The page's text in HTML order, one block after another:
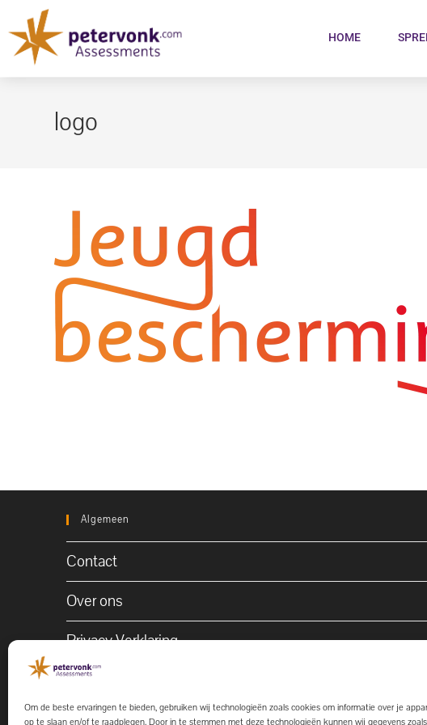
Om de beste ervaringen te bieden, gebruiken wij technologieën zoals cookies om informatie over je
op te slaan en/of te raadplegen. Door in te stemmen met deze technologieën kunnen wij gegevens zoals
HOME
logo
Algemeen
Contact
Over ons
Privacy Verklaring
Klachtenregeling
Algemene Voorwaarden